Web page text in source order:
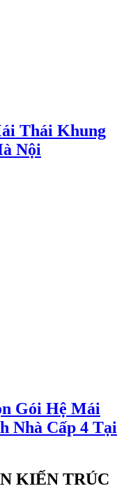
Thái Khung
Nội
Gói Hệ Mái
Nhà Cấp 4 Tại
KIẾN TRÚC